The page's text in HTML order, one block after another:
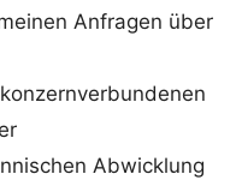
Anfragen über
Abwicklung